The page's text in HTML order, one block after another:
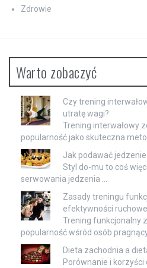
Zdrowie
Warto zobaczyć
Czy trening
utratę wagi?
Trening interwałowy
popularność jako skuteczna
Jak podawać
Styl do-mu to coś
serwowania jedzenia …
Zasady treningu
efektywności
Trening funkcjonalny
popularność wśród osób
Dieta zachodnia a
Porównanie i korzyści